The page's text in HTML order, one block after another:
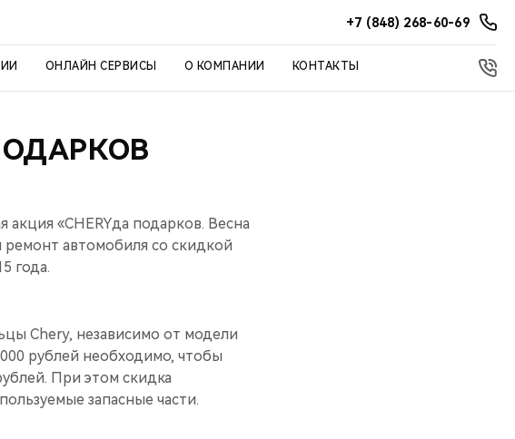
+7 (848) 268-60-69
ОНЛАЙН СЕРВИСЫ О КОМПАНИИ КОНТАКТЫ
«CHERYда подарков. Весна
ремонт автомобиля со скидкой
года.
Chery, независимо от модели
рублей необходимо, чтобы
При этом скидка
запасные части.